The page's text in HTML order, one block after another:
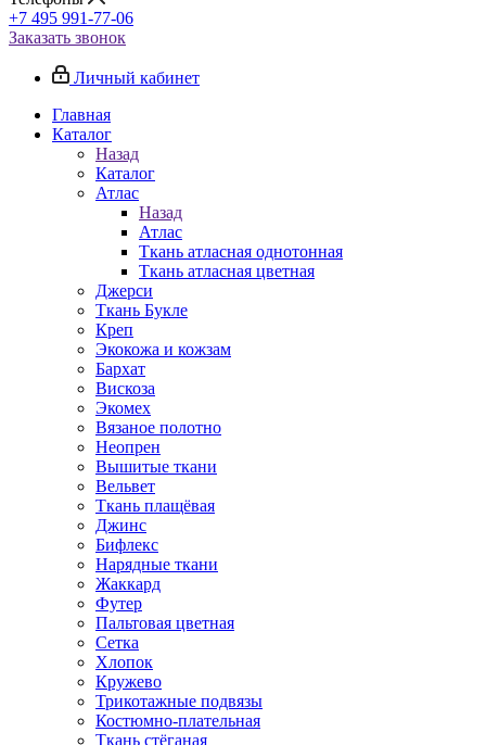
+7 495 991-77-06
Заказать звонок
Личный кабинет
Главная
Каталог
Назад
Каталог
Атлас
Назад
Атлас
Ткань атласная однотонная
Ткань атласная цветная
Джерси
Ткань Букле
Креп
Экокожа и кожзам
Бархат
Вискоза
Экомех
Вязаное полотно
Неопрен
Вышитые ткани
Вельвет
Ткань плащёвая
Джинс
Бифлекс
Нарядные ткани
Жаккард
Футер
Пальтовая цветная
Сетка
Хлопок
Кружево
Трикотажные подвязы
Костюмно-плательная
Ткань стёганая